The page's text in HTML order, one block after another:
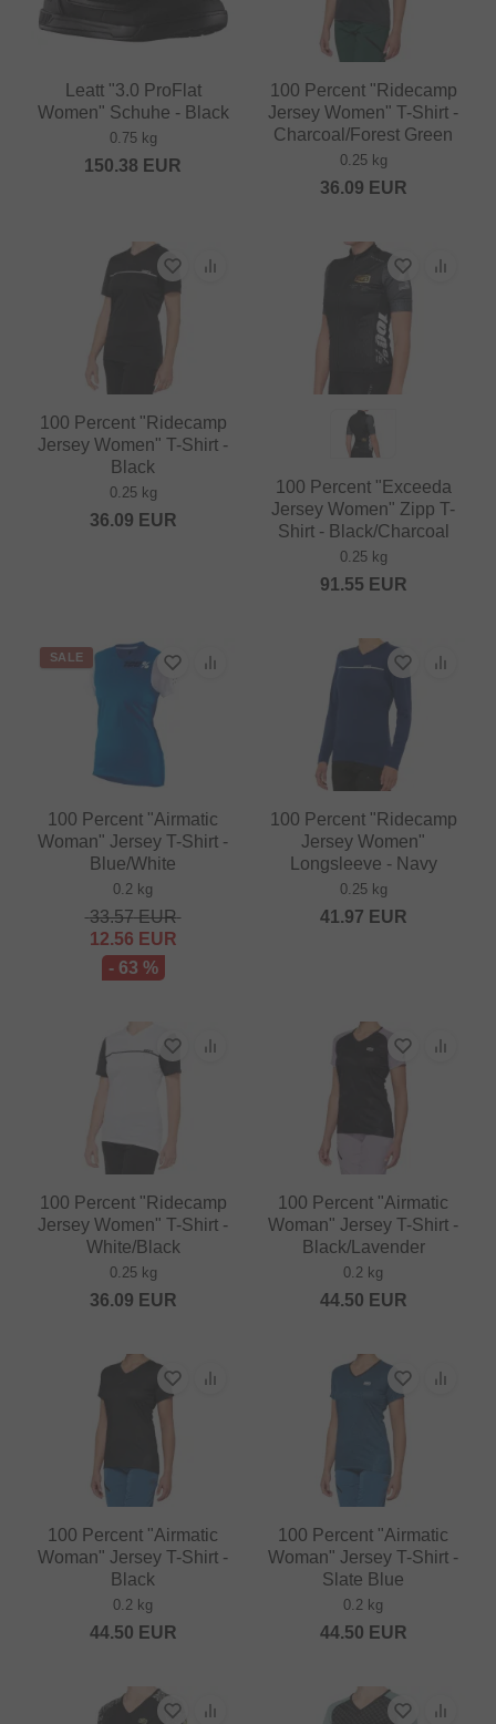
Leatt "3.0 ProFlat
Women" Schuhe - Black
0.75 kg
150.38 EUR
100 Percent "Ridecamp
Jersey Women" T-Shirt -
Charcoal/Forest Green
0.25 kg
36.09 EUR
100 Percent "Ridecamp
Jersey Women" T-Shirt -
Black
0.25 kg
36.09 EUR
100 Percent "Exceeda
Jersey Women" Zipp T-
Shirt - Black/Charcoal
0.25 kg
91.55 EUR
SALE
100 Percent "Airmatic
Woman" Jersey T-Shirt -
Blue/White
0.2 kg
33.57EUR
12.56 EUR
- 63 %
100 Percent "Ridecamp
Jersey Women"
Longsleeve - Navy
0.25 kg
41.97 EUR
100 Percent "Ridecamp
Jersey Women" T-Shirt -
White/Black
0.25 kg
36.09 EUR
100 Percent "Airmatic
Woman" Jersey T-Shirt -
Black/Lavender
0.2 kg
44.50 EUR
100 Percent "Airmatic
Woman" Jersey T-Shirt -
Black
0.2 kg
44.50 EUR
100 Percent "Airmatic
Woman" Jersey T-Shirt -
Slate Blue
0.2 kg
44.50 EUR